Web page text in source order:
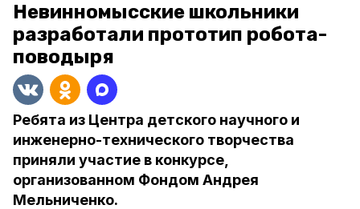
Невинномысские школьники
разработали прототип робота-
поводыря
Ребята из Центра детского научного и
инженерно-технического творчества
приняли участие в конкурсе,
организованном Фондом Андрея
Мельниченко.